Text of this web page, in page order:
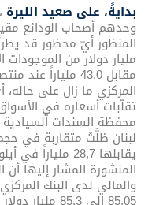
بدايةً، على صعيد الليرة
وحدهم أصحاب الودائع
تقلّبات أسعاره في
محفظة السندات السيادية
المنشورة المشار إليها
والمالي لدى البنك